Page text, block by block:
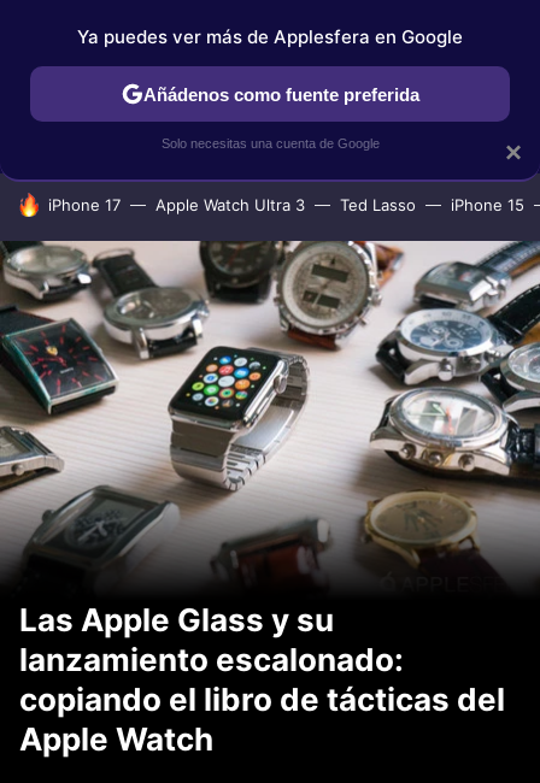
IPHONE TUTORIALES APPLESFERA SELECCIÓN
HOY SE HABLA DE
iPhone 17 Apple Watch Ultra 3 Ted Lasso iPhone 15
Las Apple Glass y su
lanzamiento escalonado:
copiando el libro de tácticas del
Apple Watch
×
Ya puedes ver más de Applesfera en Google
Añádenos como fuente preferida
Solo necesitas una cuenta de Google